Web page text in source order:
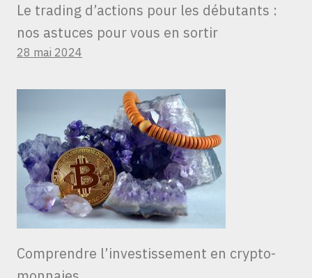
Le trading d’actions pour les débutants :
nos astuces pour vous en sortir
28 mai 2024
Comprendre l’investissement en crypto-